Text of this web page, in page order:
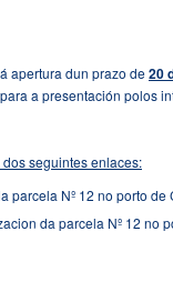
apertura dun prazo de20
a presentación polos
seguintes enlaces:
parcela Nº 12 no porto de
da parcela Nº 12 no